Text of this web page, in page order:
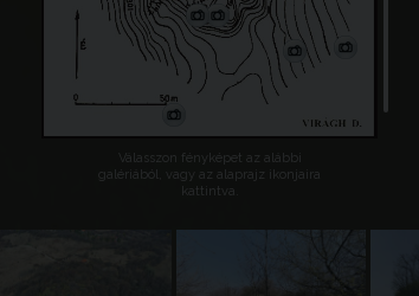
Válasszon fényképet az alábbi
galériából, vagy az alaprajz ikonjaira
kattintva.